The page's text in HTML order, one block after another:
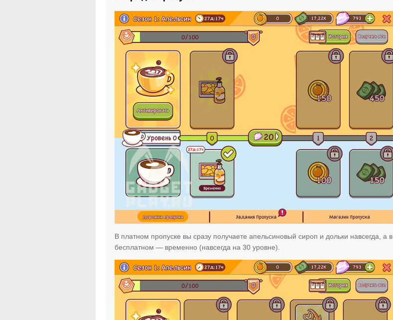
В платном пропуске вы сразу получаете апельсиновый сироп и дольки навсегда, а в
бесплатном — временно (навсегда на 30 уровне).